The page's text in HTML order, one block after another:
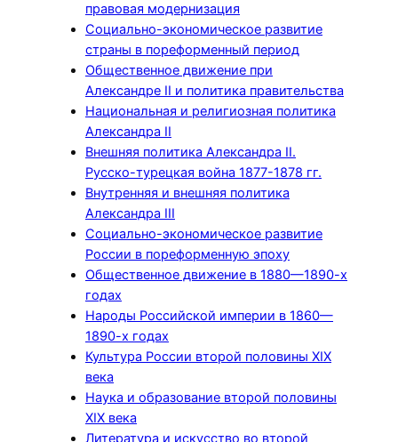
правовая модернизация
Социально-экономическое развитие
страны в пореформенный период
Общественное движение при
Александре II и политика правительства
Национальная и религиозная политика
Александра II
Внешняя политика Александра II.
Русско-турецкая война 1877-1878 гг.
Внутренняя и внешняя политика
Александра III
Социально-экономическое развитие
России в пореформенную эпоху
Общественное движение в 1880—1890-х
годах
Народы Российской империи в 1860—
1890-х годах
Культура России второй половины XIX
века
Наука и образование второй половины
XIX века
Литература и искусство во второй